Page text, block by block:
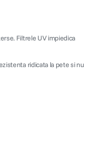
Filtrele UV impiedica
ridicata la pete si nu